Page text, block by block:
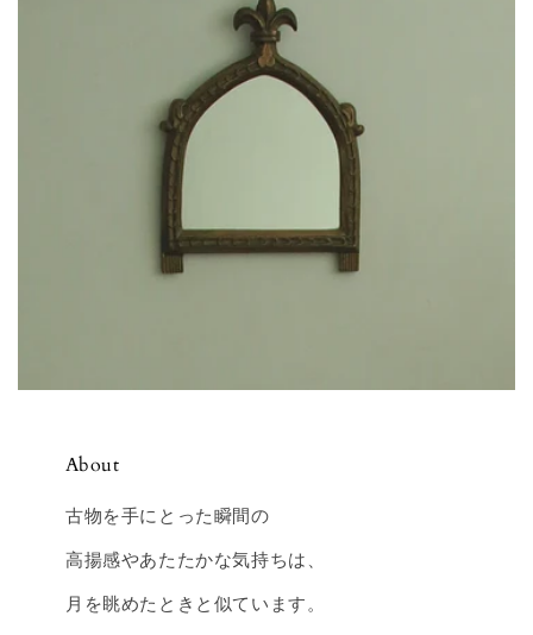
About
古物を手にとった瞬間の
高揚感やあたたかな気持ちは、
月を眺めたときと似ています。